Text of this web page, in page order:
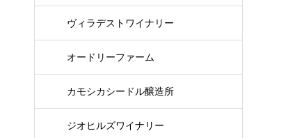
ヴィラデストワイナリー
オードリーファーム
カモシカシードル醸造所
ジオヒルズワイナリー